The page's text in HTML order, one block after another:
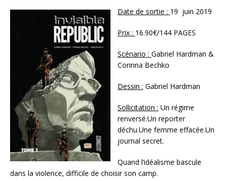
Date de sortie : 19 juin 2019
Prix : 16.90€/144 PAGES
Scénario : Gabriel Hardman &
Corinna Bechko
Dessin : Gabriel Hardman
Sollicitation : Un régime
renversé.Un reporter
déchu.Une femme effacée.Un
journal secret.
Quand l’idéalisme bascule
dans la violence, difficile de choisir son camp.